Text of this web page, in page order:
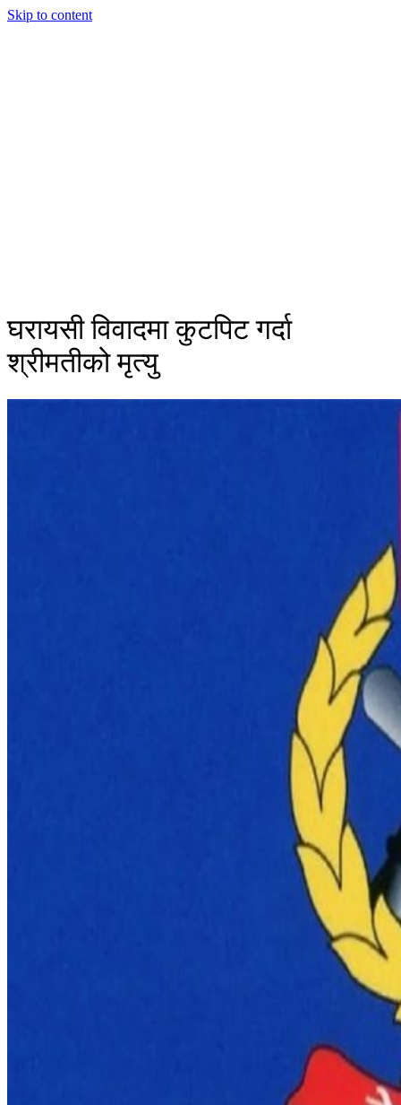
Skip to content
घरायसी विवादमा कुटपिट गर्दा
श्रीमतीको मृत्यु